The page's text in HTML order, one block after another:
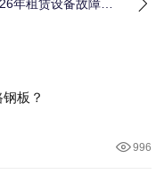
年租赁设备故障应
板？
996